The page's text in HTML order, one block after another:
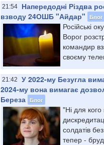
21:54
Напередодні Різдва
взводу 24ОШБ "Айдар"
Блог
Російські
Ворог
командир
своєму
21:42
У 2022-му Безугла
2024-му вона вимагає
Береза Блог
"Ні для
солдатів
тепер -